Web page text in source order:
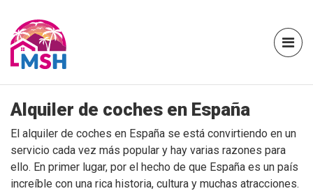
Alquiler de coches en España
El alquiler de coches en España se está convirtiendo en un
servicio cada vez más popular y hay varias razones para
ello. En primer lugar, por el hecho de que España es un país
increíble con una rica historia, cultura y muchas atracciones.